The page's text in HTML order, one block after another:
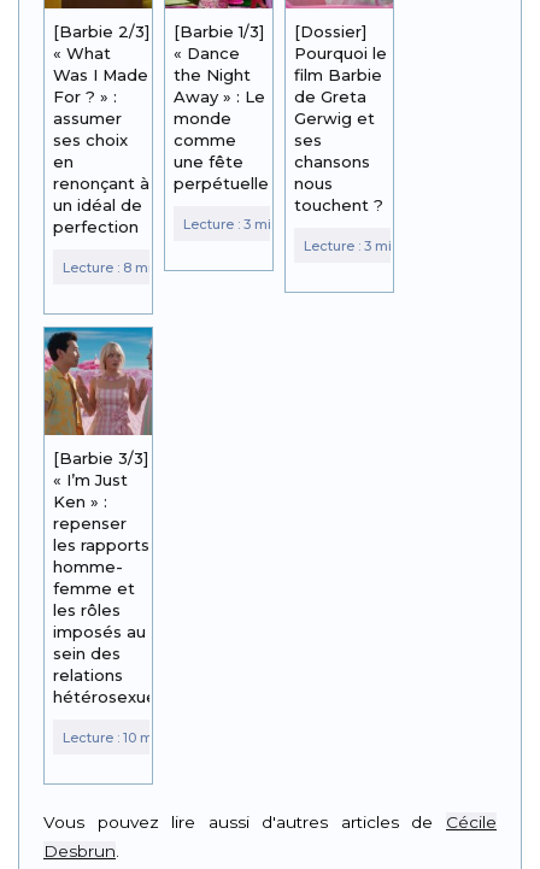
[Barbie 2/3]
« What
Was I Made
For ? » :
assumer
ses choix
en
renonçant à
un idéal de
perfection
[Barbie 1/3]
« Dance
the Night
Away » : Le
monde
comme
une fête
perpétuelle
[Dossier]
Pourquoi le
film Barbie
de Greta
Gerwig et
ses
chansons
nous
touchent ?
[Barbie 3/3]
« I’m Just
Ken » :
repenser
les rapports
homme-
femme et
les rôles
imposés au
sein des
relations
hétérosexuelles
Vous pouvez lire aussi d'autres articles de Cécile
Desbrun